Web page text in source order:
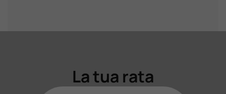
La tua rata